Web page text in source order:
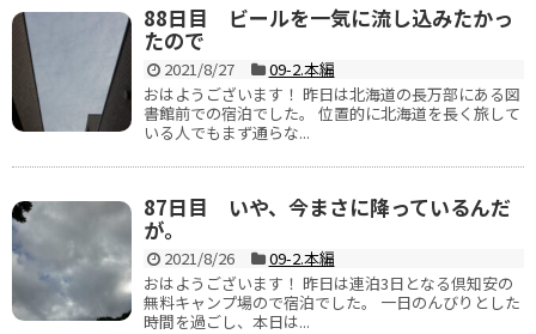
88日目 ビールを一気に流し込みたかっ
たので
2021/8/27
09-2.本編
おはようございます！ 昨日は北海道の長万部にある図
書館前での宿泊でした。 位置的に北海道を長く旅して
いる人でもまず通らな...
87日目 いや、今まさに降っているんだ
が。
2021/8/26
09-2.本編
おはようございます！ 昨日は連泊3日となる倶知安の
無料キャンプ場ので宿泊でした。 一日のんびりとした
時間を過ごし、本日は...